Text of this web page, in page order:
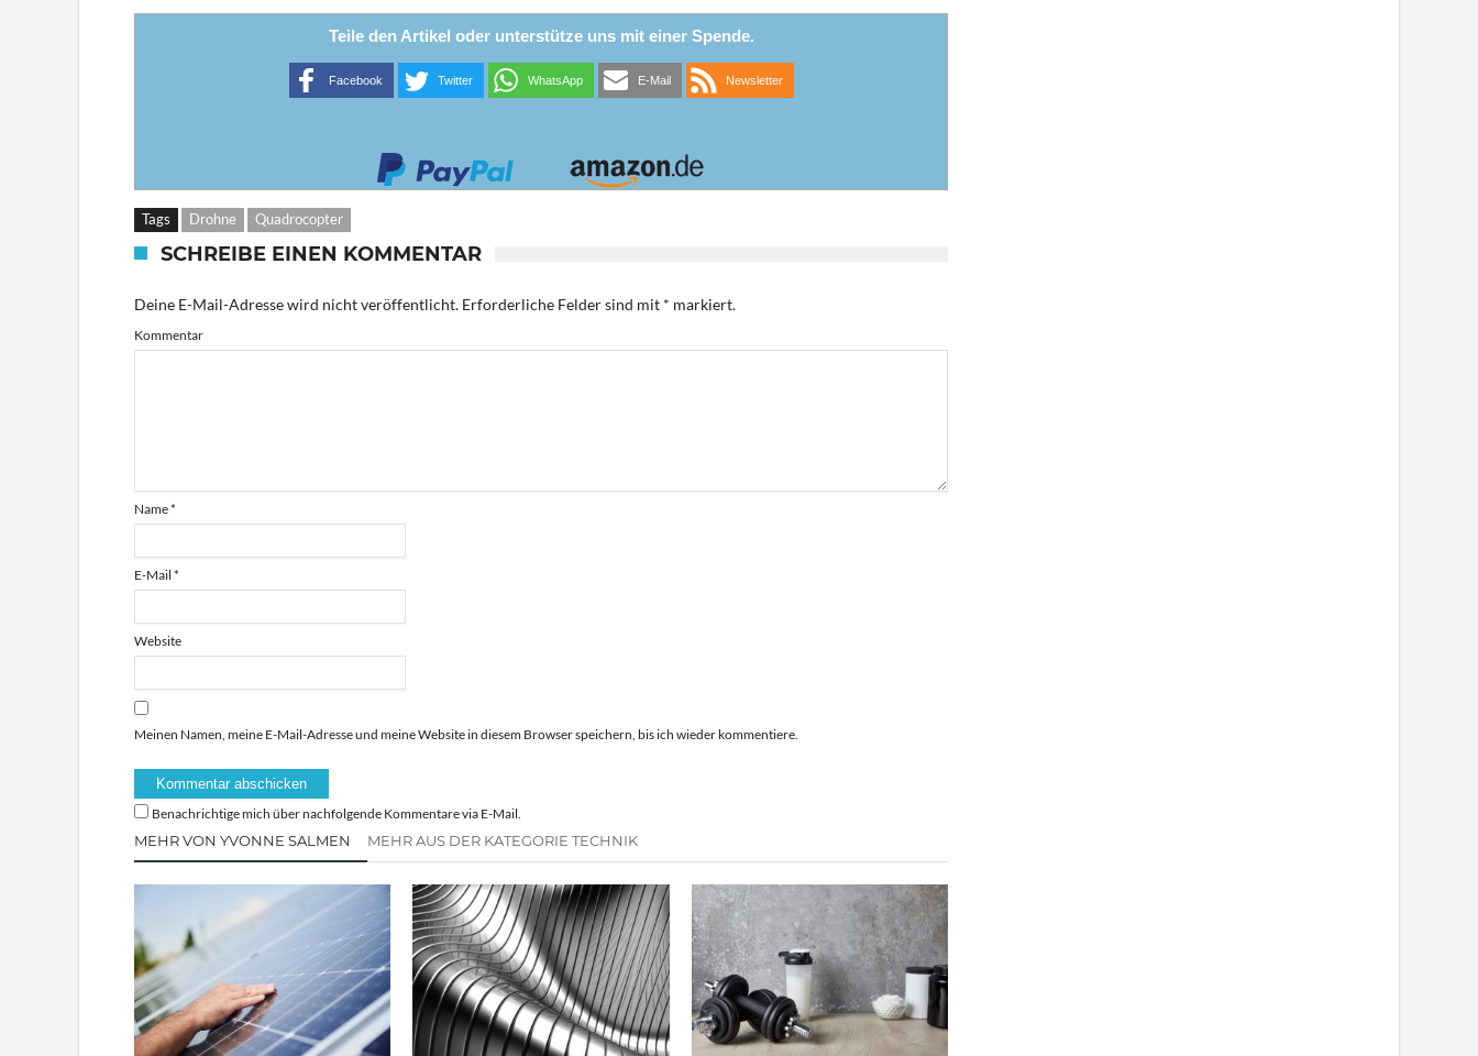
Teile den Artikel oder unterstütze uns mit einer Spende.
Facebook Twitter WhatsApp E-Mail Newsletter
Tags Drohne Quadrocopter
SCHREIBE EINEN KOMMENTAR
Deine E-Mail-Adresse wird nicht veröffentlicht. Erforderliche Felder sind mit * markiert.
Kommentar
Name*
E-Mail *
Website
Meinen Namen, meine E-Mail-Adresse und meine Website in diesem Browser speichern, bis ich wieder kommentiere.
Benachrichtige mich über nachfolgende Kommentare via E-Mail.
MEHR VON YVONNE SALMEN MEHR AUS DER KATEGORIE TECHNIK